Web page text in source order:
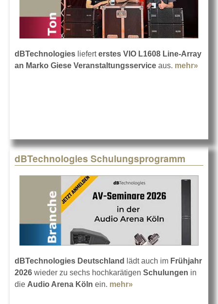
dBTechnologies lieferterstes VIO L1608 Line-Array
an Marko Giese Veranstaltungsservice aus. mehr»
dBTechnologies Schulungsprogramm
dBTechnologies Deutschland lädt auch im Frühjahr
2026 wieder zu sechs hochkarätigen Schulungen in
die Audio Arena Köln ein. mehr»